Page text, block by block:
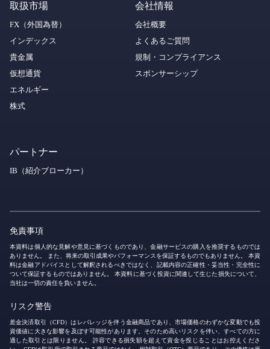
取扱市場
FX（外国為替）
インデックス
貴金属
仮想通貨
エネルギー
株式
会社情報
会社概要
よくあるご質問
規制・コンプライアンス
スポンサーシップ
パートナー
IB（紹介ブローカー）
免責事項
本資料は個人的な見解や意見に基づくものであり、金融サービスの購入を推奨するものでは
ありません。 また、将来の取引成果やパフォーマンスを保証するものでもありません。 本資
料は金融アドバイスとして解釈されるべきではなく、記載内容の正確性・妥当性・完全性に
ついて保証するものではありません。 本資料に基づく投資に関連して生じた損失について、
当社は一切の責任を負いません。
リスク警告
差金決済取引（CFD）はレバレッジを伴う金融商品であり、市場価格のわずかな変動でも投
資価値に大きな影響を及ぼす可能性があります。そのため高いリスクを伴い、すべての方に
適した取引とは限りません。 許容できる損失額を超えて資金を投じることはお控えくださ